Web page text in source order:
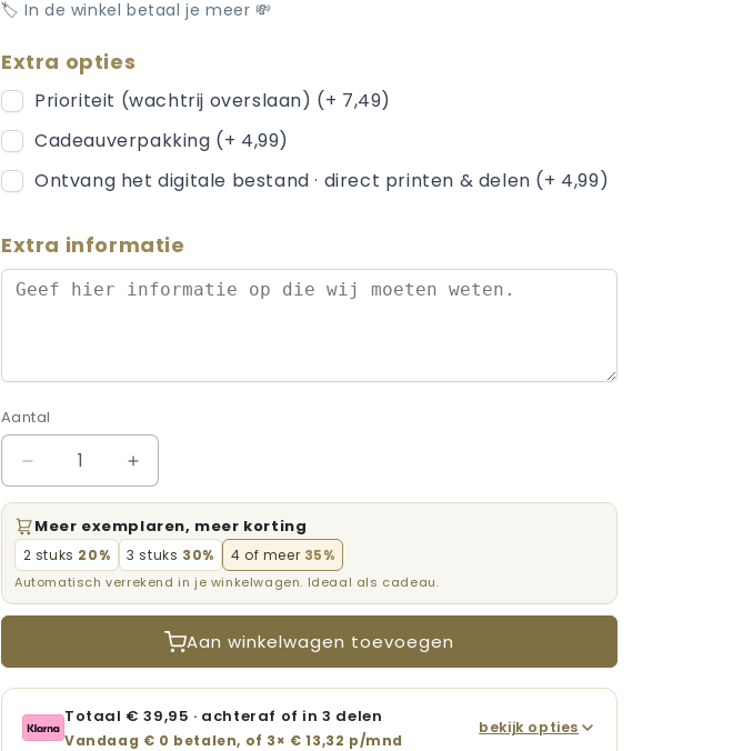
Meer exemplaren, meer korting
2 stuks 20% 3 stuks 30% 4 of meer 35%
Automatisch verrekend in je winkelwagen. Ideaal als cadeau.
🏷️ In de winkel betaal je meer 💸
Extra opties
Prioriteit (wachtrij overslaan) (+ 7,49)
Cadeauverpakking (+ 4,99)
Ontvang het digitale bestand · direct printen & delen (+ 4,99)
Extra informatie
Aan winkelwagen toevoegen
Totaal €39,95 · achteraf of in 3 delen
Vandaag € 0 betalen, of 3× €13,32 p/mnd
bekijk opties
Aantal
Aantal
Aantal
verlagen
voor
Lijntekening
Verjaardagsposter
met
Jouw
Aantal
verhogen
voor
Lijntekening
Verjaardagsposter
met
Jouw
Foto